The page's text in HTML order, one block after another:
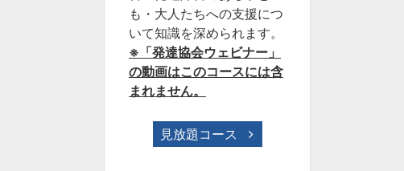
も・大人たちへの支援につ
いて知識を深められます。
※「発達協会ウェビナー」
の動画はこのコースには含
まれません。
見放題コース